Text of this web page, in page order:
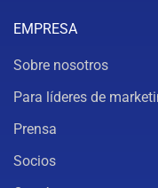
EMPRESA
Sobre nosotros
Para líderes de
Prensa
Socios